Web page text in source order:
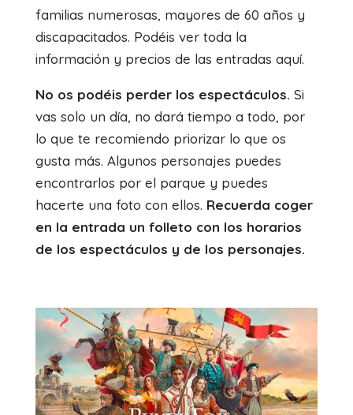
familias numerosas, mayores de 60 años y
discapacitados. Podéis ver toda la
información y precios de las entradas aquí.
No os podéis perder los espectáculos. Si
vas solo un día, no dará tiempo a todo, por
lo que te recomiendo priorizar lo que os
gusta más. Algunos personajes puedes
encontrarlos por el parque y puedes
hacerte una foto con ellos. Recuerda coger
en la entrada un folleto con los horarios
de los espectáculos y de los personajes.